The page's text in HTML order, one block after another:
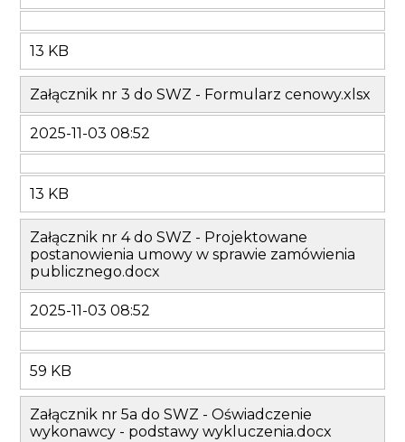
13 KB
Załącznik nr 3 do SWZ - Formularz cenowy.xlsx
2025-11-03 08:52
13 KB
Załącznik nr 4 do SWZ - Projektowane
postanowienia umowy w sprawie zamówienia
publicznego.docx
2025-11-03 08:52
59 KB
Załącznik nr 5a do SWZ - Oświadczenie
wykonawcy - podstawy wykluczenia.docx